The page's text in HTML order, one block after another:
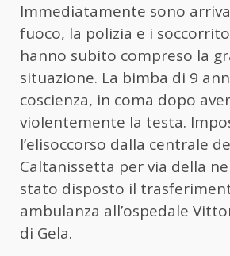
Immediatamente sono
fuoco, la polizia e i
hanno subito compreso la
situazione. La bimba di 9
coscienza, in coma dopo
violentemente la testa.
l’elisoccorso dalla centrale
Caltanissetta per via della
stato disposto il
ambulanza all’ospedale
di Gela.